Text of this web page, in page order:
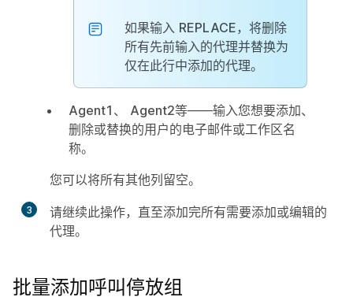
如果输入 REPLACE，将删除
所有先前输入的代理并替换为
仅在此行中添加的代理。
Agent1 、 Agent2等——输入您想要添加、
删除或替换的用户的电子邮件或工作区名
称。
您可以将所有其他列留空。
3
请继续此操作，直至添加完所有需要添加或编辑的
代理。
批量添加呼叫停放组